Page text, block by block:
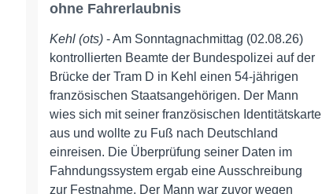
ohne Fahrerlaubnis
Kehl (ots)- Am Sonntagnachmittag (02.08.26)
kontrollierten Beamte der Bundespolizei auf der
Brücke der Tram D in Kehl einen 54-jährigen
französischen Staatsangehörigen. Der Mann
wies sich mit seiner französischen Identitätskarte
aus und wollte zu Fuß nach Deutschland
einreisen. Die Überprüfung seiner Daten im
Fahndungssystem ergab eine Ausschreibung
zur Festnahme. Der Mann war zuvor wegen